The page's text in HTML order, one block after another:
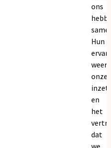
ons
Hun
onze
inzet
en
het
dat
we